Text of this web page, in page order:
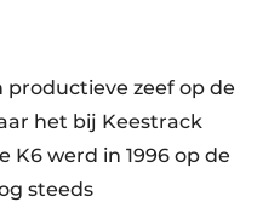
productieve zeef op de
het bij Keestrack
K6 werd in 1996 op de
steeds